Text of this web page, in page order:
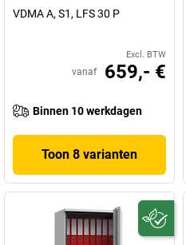
VDMA A, S1, LFS 30 P
Excl. BTW
vanaf 659,- €
Binnen 10 werkdagen
Toon 8 varianten